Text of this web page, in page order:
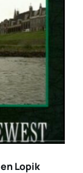
Lopik